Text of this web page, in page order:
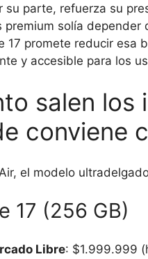
su parte, refuerza su
premium solía depender
17 promete reducir esa
y accesible para los
salen los
conviene
17 (256 GB)
Libre: $1.999.999